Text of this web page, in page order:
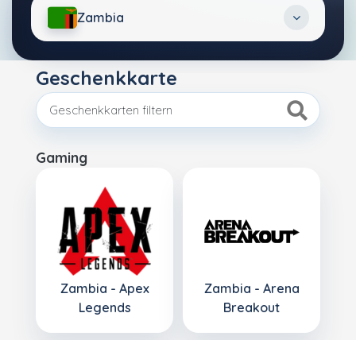
Zambia
Geschenkkarte
Gaming
Zambia - Apex
Legends
Zambia - Arena
Breakout